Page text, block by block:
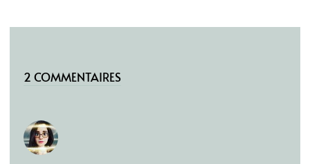
2 COMMENTAIRES